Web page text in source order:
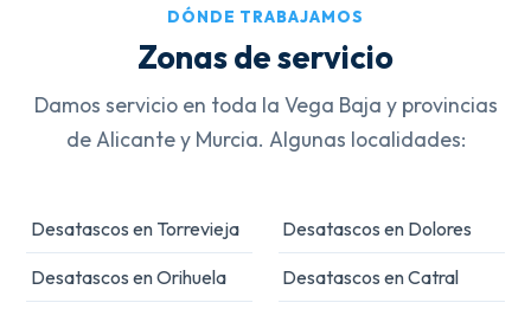
DÓNDE TRABAJAMOS
Zonas de servicio
Damos servicio en toda la Vega Baja y provincias
de Alicante y Murcia. Algunas localidades:
Desatascos en Torrevieja
Desatascos en Orihuela
Desatascos en Dolores
Desatascos en Catral